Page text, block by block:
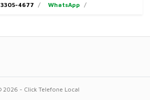
3305-4677
WhatsApp
2026 - Click Telefone Local